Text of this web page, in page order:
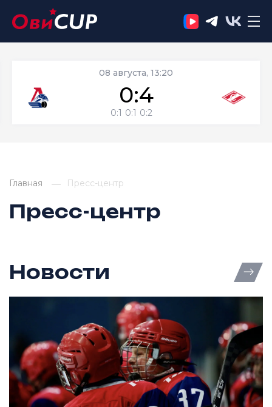
08 августа, 13:20
0:4
0:1 0:1 0:2
Главная Пресс-центр
Пресс-центр
Новости Все